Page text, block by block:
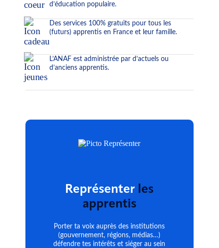
d’éducation populaire.
Des services 100% gratuits pour tous les
(futurs) apprentis en France et leur famille.
L’ANAF est administrée par d’actuels ou
d’anciens apprentis.
Représenter les
apprentis
Porter ta voix auprès des institutions
(gouvernement, régions, médias…)
défendre tes intérêts et siéger au sein